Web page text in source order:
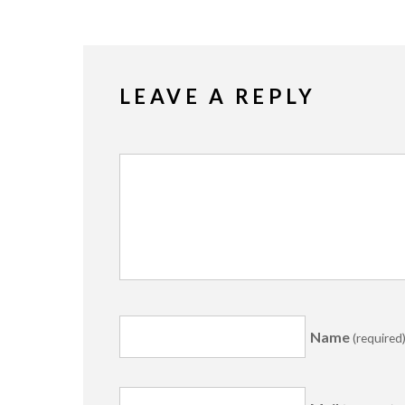
LEAVE A REPLY
Name